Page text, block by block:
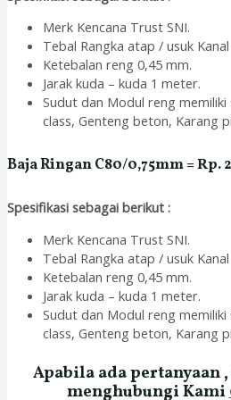
Merk Kencana Trust SNI.
Tebal Rangka atap / usuk
Ketebalan reng 0,45 mm.
Jarak kuda – kuda 1 meter.
Sudut dan Modul reng
class, Genteng beton, Karang
Baja Ringan C80/0,75mm = Rp.
Spesifikasi sebagai berikut :
Merk Kencana Trust SNI.
Tebal Rangka atap / usuk
Ketebalan reng 0,45 mm.
Jarak kuda – kuda 1 meter.
Sudut dan Modul reng
class, Genteng beton, Karang
Apabila ada pertanyaan
menghubungi Kami